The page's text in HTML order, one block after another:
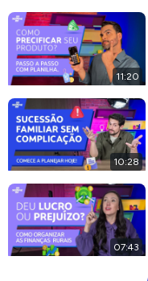
11:20
10:28
07:43